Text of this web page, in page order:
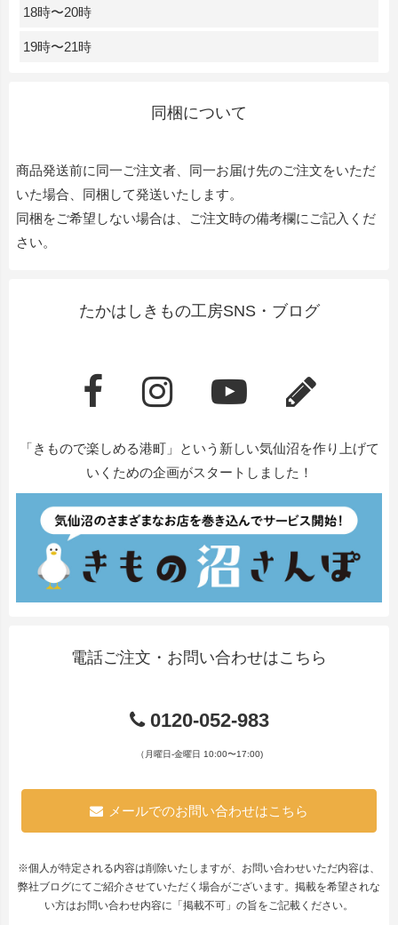
18時〜20時
19時〜21時
同梱について
商品発送前に同一ご注文者、同一お届け先のご注文をいただ
いた場合、同梱して発送いたします。
同梱をご希望しない場合は、ご注文時の備考欄にご記入くだ
さい。
たかはしきもの工房SNS・ブログ
「きもので楽しめる港町」という新しい気仙沼を作り上げて
いくための企画がスタートしました！
電話ご注文・お問い合わせはこちら
0120-052-983
（月曜日-金曜日 10:00〜17:00)
メールでのお問い合わせはこちら
※個人が特定される内容は削除いたしますが、お問い合わせいただ内容は、
弊社ブログにてご紹介させていただく場合がございます。掲載を希望されな
い方はお問い合わせ内容に「掲載不可」の旨をご記載ください。